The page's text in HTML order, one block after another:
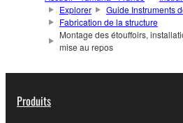
Explorer
Guide Instruments
Fabrication de la structure
Montage des étouffoirs,
mise au repos
Produits